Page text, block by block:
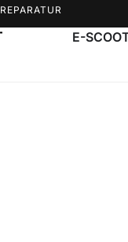
REPARATUR
E-